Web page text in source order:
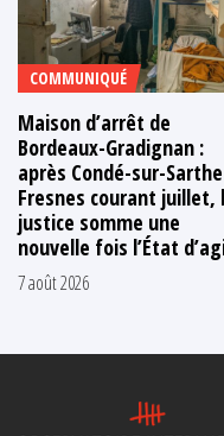
COMMUNIQUÉ
Maison d’arrêt de
Bordeaux-Gradignan :
après Condé-sur-
Fresnes courant juillet,
justice somme une
nouvelle fois l’État
7 août 2026